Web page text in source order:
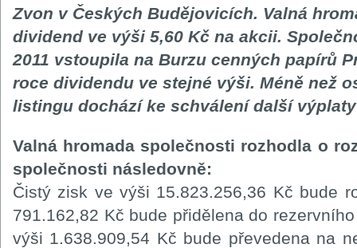
Zvon v Českých Budějovicích. Valná
dividend ve výši 5,60 Kč na akcii.
2011 vstoupila na Burzu cenných papírů
roce dividendu ve stejné výši. Méně než
listingu dochází ke schválení další
Valná hromada společnosti rozhodla o
společnosti následovně:
Čistý zisk ve výši 15.823.256,36 Kč bude
791.162,82 Kč bude přidělena do
výši 1.638.909,54 Kč bude převedena na